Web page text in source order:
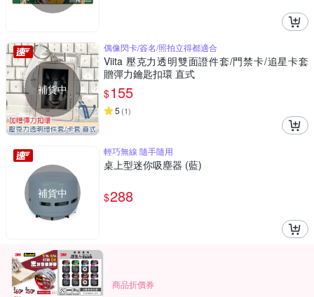
補貨中
偶像閃卡/簽名/照拍立得都適合
Viita 壓克力透明雙面證件套/門禁卡/追星卡套
贈彈力鑰匙扣環 直式
$155
5 (1)
補貨中
輕巧無線 隨手隨用
桌上型迷你吸塵器 (藍)
$288
商品折價券